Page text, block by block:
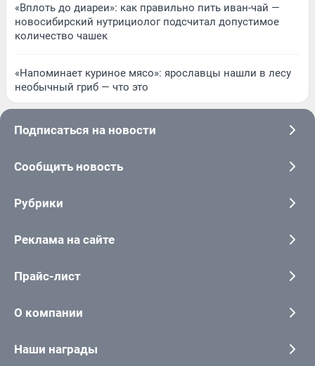
«Вплоть до диареи»: как правильно пить иван-чай —
новосибирский нутрициолог подсчитал допустимое
количество чашек
«Напоминает куриное мясо»: ярославцы нашли в лесу
необычный гриб — что это
Подписаться на новости
Сообщить новость
Рубрики
Реклама на сайте
Прайс-лист
О компании
Наши награды